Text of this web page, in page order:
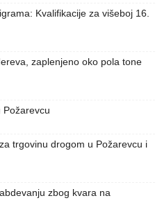
Kvalifikacije za višeboj 16.
zaplenjeno oko pola tone
Požarevcu
trgovinu drogom u Požarevcu i
zbog kvara na